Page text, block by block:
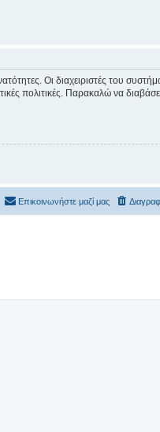
Οι διαχειριστές του
πολιτικές. Παρακαλώ να
Επικοινωνήστε μαζί μας